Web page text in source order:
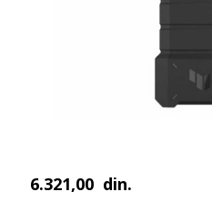
6.321,00 din.